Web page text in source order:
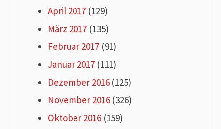
April 2017 (129)
März 2017 (135)
Februar 2017 (91)
Januar 2017 (111)
Dezember 2016 (125)
November 2016 (326)
Oktober 2016 (159)